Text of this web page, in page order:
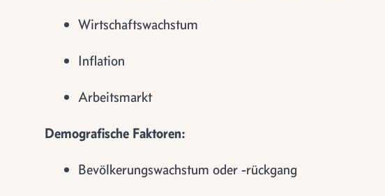
Wirtschaftswachstum
Inflation
Arbeitsmarkt
Demografische Faktoren:
Bevölkerungswachstum oder -rückgang